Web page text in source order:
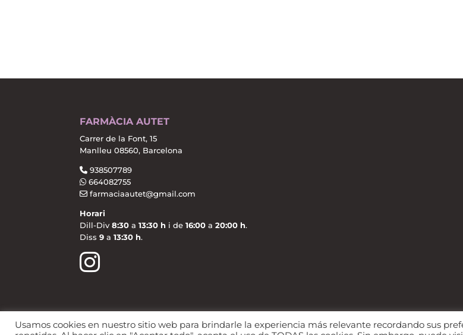
FARMÀCIA AUTET
Carrer de la Font, 15
Manlleu 08560, Barcelona
938507789
664082755
farmaciaautet@gmail.com
Horari
Dill-Div8:30 a13:30 h i de16:00 a 20:00 h.
Diss9a13:30 h.
Política de privacitat Política de Cookies
Usamos cookies en nuestro sitio web para brindarle la experiencia más relevante recordando sus